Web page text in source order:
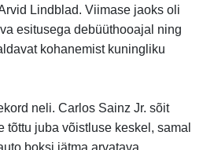
Lindblad. Viimase jaoks oli
esitusega debüüthooajal ning
kohanemist kuningliku
neli. Carlos Sainz Jr. sõit
tõttu juba võistluse keskel, samal
boksi jätma arvatava